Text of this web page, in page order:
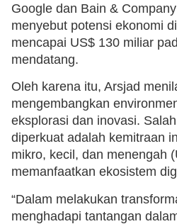
Google dan Bain &
menyebut potensi ekonomi
mencapai US$ 130 miliar
mendatang.
Oleh karena itu, Arsjad
mengembangkan
eksplorasi dan inovasi.
diperkuat adalah kemitraan
mikro, kecil, dan menengah
memanfaatkan ekosistem
“Dalam melakukan
menghadapi tantangan